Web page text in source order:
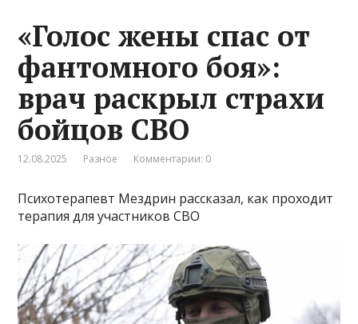
«Голос жены спас от
фантомного боя»:
врач раскрыл страхи
бойцов СВО
12.08.2025 Разное Комментарии: 0
Психотерапевт Мездрин рассказал, как проходит
терапия для участников СВО